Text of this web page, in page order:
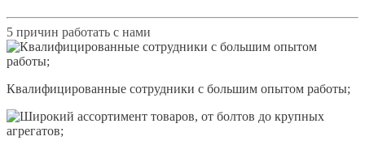
5 причин работать с нами
Квалифицированные сотрудники с большим опытом работы;